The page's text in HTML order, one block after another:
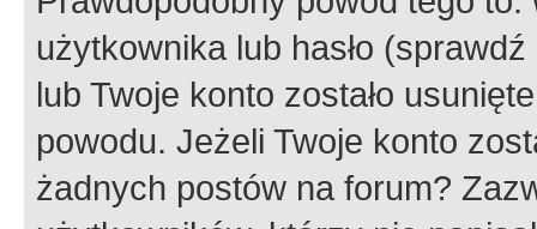
użytkownika lub hasło
lub Twoje konto zostało
powodu. Jeżeli Twoje konto
żadnych postów na forum?